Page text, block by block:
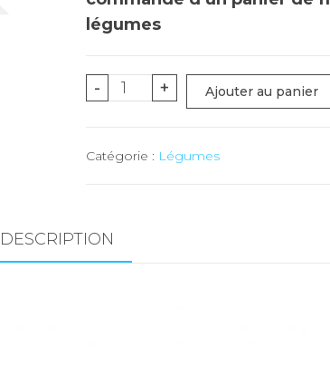
légumes
-
quantité
blancs
pc
-
+ Ajouter au panier
Catégorie : Légumes
DESCRIPTION